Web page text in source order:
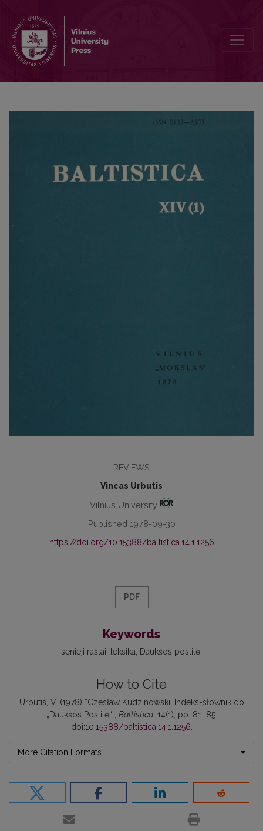
REVIEWS
Vincas Urbutis
Vilnius University
Published 1978-09-30
https://doi.org/10.15388/baltistica.14.1.1256
PDF
Keywords
senieji raštai leksika Daukšos postilė
How to Cite
Urbutis, V. (1978) “Czesław Kudzinowski, Indeks-słownik do
„Daukšos Postilė“”, Baltistica, 14(1), pp. 81–85.
doi:10.15388/baltistica.14.1.1256
More Citation Formats